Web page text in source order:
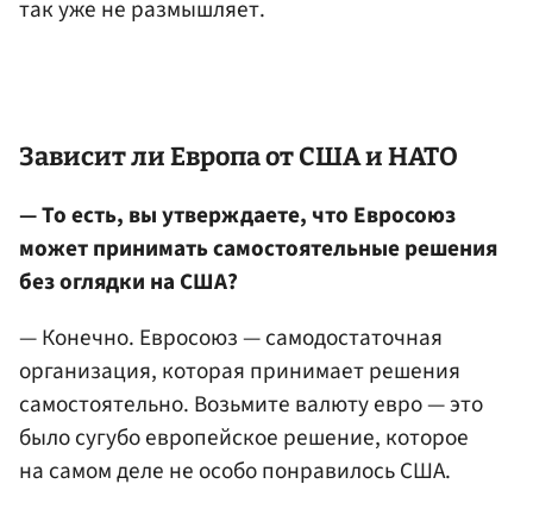
так уже не размышляет.
Зависит ли Европа от США и НАТО
— То есть, вы утверждаете, что Евросоюз
может принимать самостоятельные решения
без оглядки на США?
— Конечно. Евросоюз — самодостаточная
организация, которая принимает решения
самостоятельно. Возьмите валюту евро — это
было сугубо европейское решение, которое
на самом деле не особо понравилось США.